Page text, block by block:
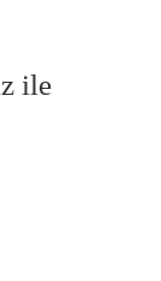
ile